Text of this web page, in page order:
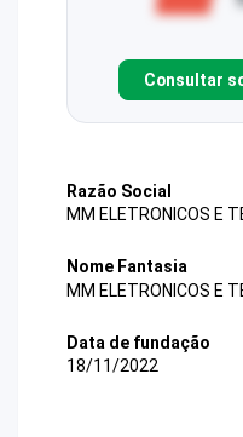
Consultar
Razão Social
MM ELETRONICOS E
Nome Fantasia
MM ELETRONICOS E
Data de fundação
18/11/2022